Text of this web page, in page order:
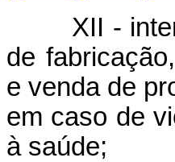
XII -
de
e venda de
em caso de
à saúde;